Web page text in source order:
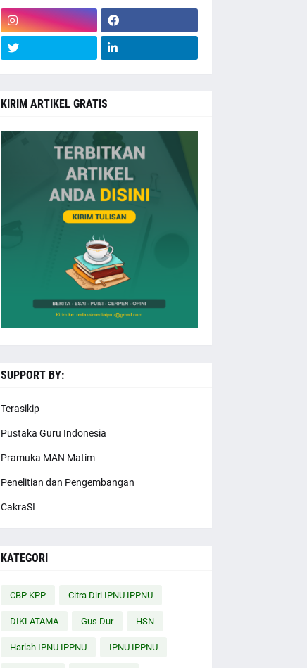
KIRIM ARTIKEL GRATIS
SUPPORT BY:
Terasikip
Pustaka Guru Indonesia
Pramuka MAN Matim
Penelitian dan Pengembangan
CakraSI
KATEGORI
CBP KPP Citra Diri IPNU IPPNU
DIKLATAMA Gus Dur HSN
Harlah IPNU IPPNU IPNU IPPNU